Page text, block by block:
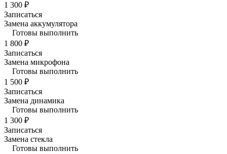
1 300 ₽
Записаться
Замена аккумулятора
Готовы выполнить
1 800 ₽
Записаться
Замена микрофона
Готовы выполнить
1 500 ₽
Записаться
Замена динамика
Готовы выполнить
1 300 ₽
Записаться
Замена стекла
Готовы выполнить